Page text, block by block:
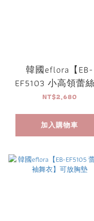
韓國eflora【EB-
EF5103 小高領蕾絲
繡舞衣】可放胸墊
NT$2,680
加入購物車